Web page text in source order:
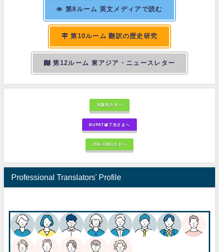
第8ルーム 英文メディアで読む
第10ルーム 翻訳の歴史研究
第12ルーム 東アジア・ニュースレター
出版社さまへ
BUPST修了生さまへ
JTA-GWGさまへ
Professional Translators' Profile